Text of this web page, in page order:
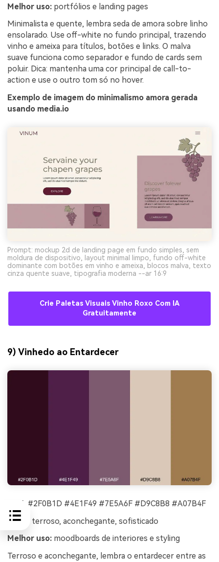
Melhor uso: portfólios e landing pages
Minimalista e quente, lembra seda de amora sobre linho
ensolarado. Use off-white no fundo principal, trazendo
vinho e ameixa para títulos, botões e links. O malva
suave funciona como separador e fundo de cards sem
poluir. Dica: mantenha uma cor principal de call-to-
action e use o outro tom só no hover.
Exemplo de imagem do minimalismo amora gerada
usando media.io
Prompt: mockup 2d de landing page em fundo simples, sem
moldura de dispositivo, layout minimal limpo, fundo off-white
dominante com botões em vinho e ameixa, blocos malva, texto
cinza quente suave, tipografia moderna --ar 16:9
Crie Paletas Visuais Vinho Roxo Com IA
Gratuitamente
9) Vinhedo ao Entardecer
HEX: #2F0B1D #4E1F49 #7E5A6F #D9C8B8 #A07B4F
Clima:
terroso, aconchegante, sofisticado
Melhor uso: moodboards de interiores e styling
Terroso e aconchegante, lembra o entardecer entre as